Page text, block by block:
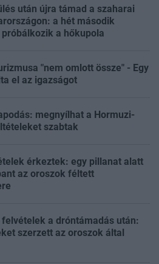
után újra támad a szaharai
a hét második
a hőkupola
"nem omlott össze" - Egy
el az igazságot
megnyílhat a Hormuzi-
szabtak
érkeztek: egy pillanat alatt
az oroszok féltett
a dróntámadás után:
szerzett az oroszok által